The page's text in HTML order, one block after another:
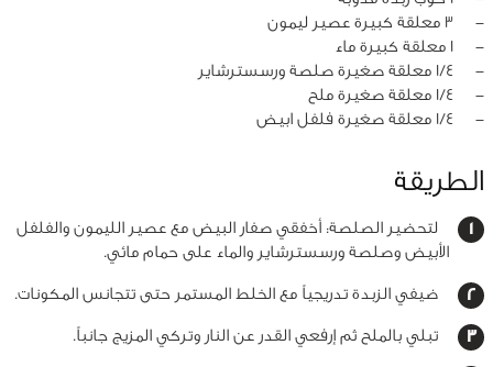
‏-
3 معلقة كبيرة عصير ليمون
‏-
1 معلقة كبيرة ماء
‏-
1/4 معلقة صغيرة صلصة ورسسترشاير
‏-
1/4 معلقة صغيرة ملح
‏-
1/4 معلقة صغيرة فلفل ابيض
الطريقة
لتحضير الصلصة: أخفقي صفار البيض مع عصير الليمون والفلفل
الأبيض وصلصة ورسسترشاير والماء على حمام مائي.
ضيفي الزبدة تدريجياً مع الخلط المستمر حتى تتجانس المكونات.
تبلي بالملح ثم إرفعي القدر عن النار وتركي المزيج جانباً.